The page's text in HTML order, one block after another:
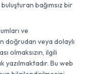
bağımsız bir
ve
doğrudan veya dolaylı
olmaksızın, ilgili
yazılmaktadır. Bu web